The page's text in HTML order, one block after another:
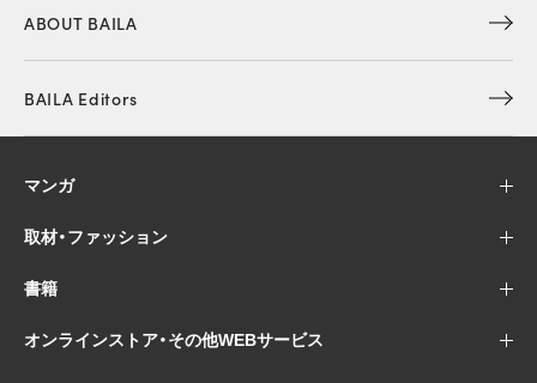
ABOUT BAILA
BAILA Editors
マンガ
取材・ファッション
書籍
オンラインストア・その他WEBサービス